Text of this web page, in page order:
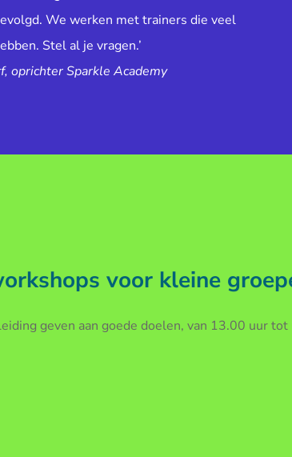
We werken met trainers die veel
Stel al je vragen.’
oprichter Sparkle Academy
voor kleine
geven aan goede doelen, van 13.00 uur